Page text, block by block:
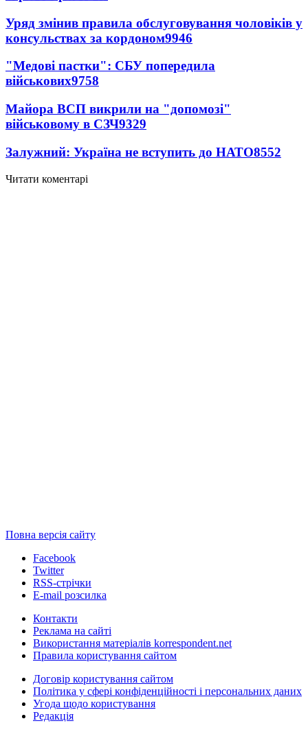
Уряд змінив правила обслуговування чоловіків у
консульствах за кордоном9946
"Медові пастки": СБУ попередила
військових9758
Майора ВСП викрили на "допомозі"
військовому в СЗЧ9329
Залужний: Україна не вступить до НАТО8552
Читати коментарі
Повна версія сайту
Facebook
Twitter
RSS-стрічки
E-mail розсилка
Контакти
Реклама на сайті
Використання матеріалів korrespondent.net
Правила користування сайтом
Договір користування сайтом
Політика у сфері конфіденційності і персональних даних
Угода щодо користування
Редакція